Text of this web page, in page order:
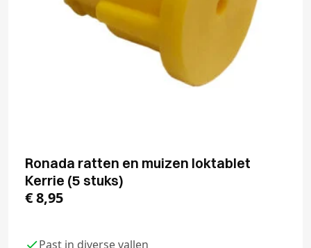
Ronada ratten en muizen loktablet
Kerrie (5 stuks)
€8,95
Past in diverse vallen